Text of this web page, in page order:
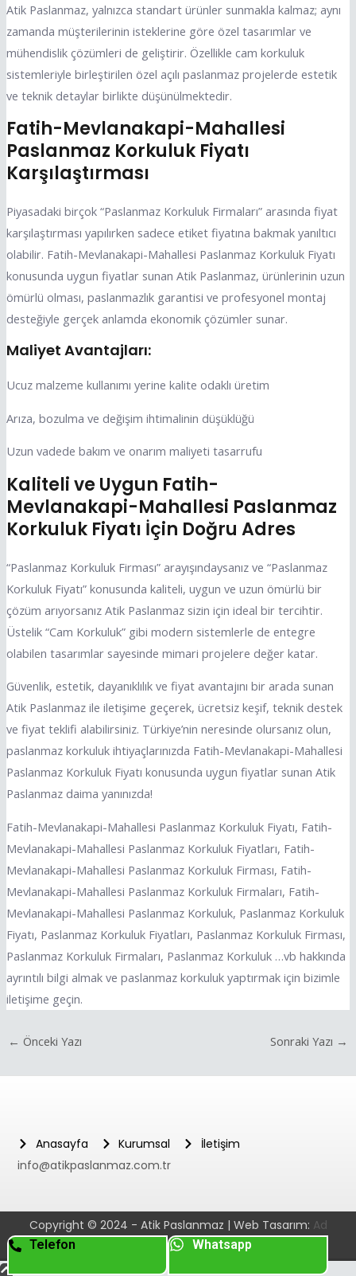
Atik Paslanmaz, yalnızca standart ürünler sunmakla kalmaz; aynı
zamanda müşterilerinin isteklerine göre özel tasarımlar ve
mühendislik çözümleri de geliştirir. Özellikle cam korkuluk
sistemleriyle birleştirilen özel açılı paslanmaz projelerde estetik
ve teknik detaylar birlikte düşünülmektedir.
Fatih-Mevlanakapi-Mahallesi
Paslanmaz Korkuluk Fiyatı
Karşılaştırması
Piyasadaki birçok “Paslanmaz Korkuluk Firmaları” arasında fiyat
karşılaştırması yapılırken sadece etiket fiyatına bakmak yanıltıcı
olabilir. Fatih-Mevlanakapi-Mahallesi Paslanmaz Korkuluk Fiyatı
konusunda uygun fiyatlar sunan Atik Paslanmaz, ürünlerinin uzun
ömürlü olması, paslanmazlık garantisi ve profesyonel montaj
desteğiyle gerçek anlamda ekonomik çözümler sunar.
Maliyet Avantajları:
Ucuz malzeme kullanımı yerine kalite odaklı üretim
Arıza, bozulma ve değişim ihtimalinin düşüklüğü
Uzun vadede bakım ve onarım maliyeti tasarrufu
Kaliteli ve Uygun Fatih-
Mevlanakapi-Mahallesi Paslanmaz
Korkuluk Fiyatı İçin Doğru Adres
“Paslanmaz Korkuluk Firması” arayışındaysanız ve “Paslanmaz
Korkuluk Fiyatı” konusunda kaliteli, uygun ve uzun ömürlü bir
çözüm arıyorsanız Atik Paslanmaz sizin için ideal bir tercihtir.
Üstelik “Cam Korkuluk” gibi modern sistemlerle de entegre
olabilen tasarımlar sayesinde mimari projelere değer katar.
Güvenlik, estetik, dayanıklılık ve fiyat avantajını bir arada sunan
Atik Paslanmaz ile iletişime geçerek, ücretsiz keşif, teknik destek
ve fiyat teklifi alabilirsiniz. Türkiye’nin neresinde olursanız olun,
paslanmaz korkuluk ihtiyaçlarınızda Fatih-Mevlanakapi-Mahallesi
Paslanmaz Korkuluk Fiyatı konusunda uygun fiyatlar sunan Atik
Paslanmaz daima yanınızda!
Fatih-Mevlanakapi-Mahallesi Paslanmaz Korkuluk Fiyatı, Fatih-
Mevlanakapi-Mahallesi Paslanmaz Korkuluk Fiyatları, Fatih-
Mevlanakapi-Mahallesi Paslanmaz Korkuluk Firması, Fatih-
Mevlanakapi-Mahallesi Paslanmaz Korkuluk Firmaları, Fatih-
Mevlanakapi-Mahallesi Paslanmaz Korkuluk, Paslanmaz Korkuluk
Fiyatı, Paslanmaz Korkuluk Fiyatları, Paslanmaz Korkuluk Firması,
Paslanmaz Korkuluk Firmaları, Paslanmaz Korkuluk …vb hakkında
ayrıntılı bilgi almak ve paslanmaz korkuluk yaptırmak için bizimle
iletişime geçin.
← Önceki Yazı Sonraki Yazı →
Anasayfa Kurumsal
İletişim
info@atikpaslanmaz.com.tr
Copyright © 2024 - Atik Paslanmaz | Web Tasarım: Ad
Dijital
Telefon Whatsapp